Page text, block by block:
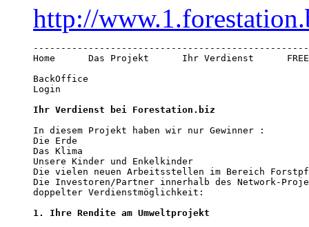
http://
Home      Das Projekt      Ihr Verdienst      FREE
BackOffice
Login
Ihr Verdienst bei Forestation.biz
In diesem Projekt haben wir nur Gewinner :
Die Erde
Das Klima
Unsere Kinder und Enkelkinder
Die vielen neuen Arbeitsstellen im Bereich
Die Investoren/Partner innerhalb des Network-
doppelter Verdienstmöglichkeit:
1. Ihre Rendite am Umweltprojekt